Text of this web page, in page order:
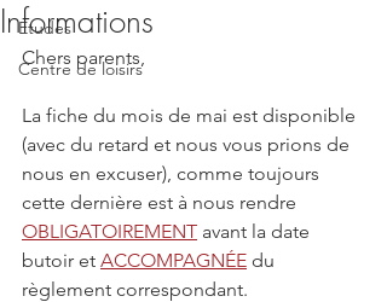
Etudes
Centre de loisirs
Informations
Chers parents,
La fiche du mois de mai est disponible
(avec du retard et nous vous prions de
nous en excuser), comme toujours
cette dernière est à nous rendre
OBLIGATOIREMENT avant la date
butoir et ACCOMPAGNÉE du
règlement correspondant.